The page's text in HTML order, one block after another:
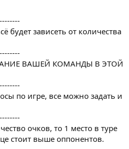
будет зависеть от количества
ВАШЕЙ КОМАНДЫ В ЭТОЙ
по игре, все можно задать и
очков, то 1 место в туре
стоит выше оппонентов.